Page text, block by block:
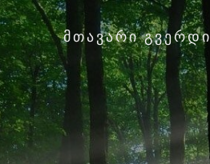
ᲛᲗᲐᲕᲐᲠᲘ ᲒᲕᲔᲠᲓᲘ